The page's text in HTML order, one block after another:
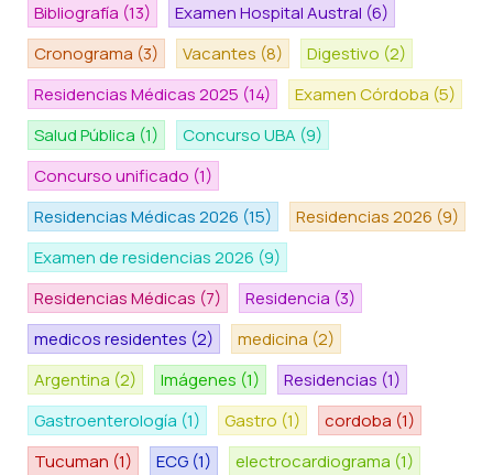
Bibliografía (13) Examen Hospital Austral (6)
Cronograma (3) Vacantes (8) Digestivo (2)
Residencias Médicas 2025 (14) Examen Córdoba (5)
Salud Pública (1) Concurso UBA (9)
Concurso unificado (1)
Residencias Médicas 2026 (15) Residencias 2026 (9)
Examen de residencias 2026 (9)
Residencias Médicas (7) Residencia (3)
medicos residentes (2) medicina (2)
Argentina (2) Imágenes (1) Residencias (1)
Gastroenterología (1) Gastro (1) cordoba (1)
Tucuman (1) ECG (1) electrocardiograma (1)